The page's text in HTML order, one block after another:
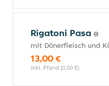
Rigatoni Pasa
mit Dönerfleisch und
13,00 €
inkl. Pfand (0,00 €)